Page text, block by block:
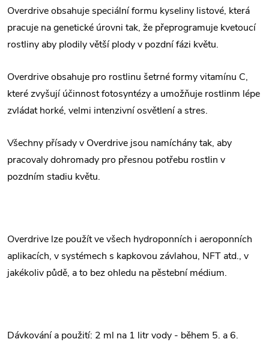
Overdrive obsahuje speciální formu kyseliny listové, která
pracuje na genetické úrovni tak, že přeprogramuje kvetoucí
rostliny aby plodily větší plody v pozdní fázi květu.
Overdrive obsahuje pro rostlinu šetrné formy vitamínu C,
které zvyšují účinnost fotosyntézy a umožňuje rostlinm lépe
zvládat horké, velmi intenzivní osvětlení a stres.
Všechny přísady v Overdrive jsou namíchány tak, aby
pracovaly dohromady pro přesnou potřebu rostlin v
pozdním stadiu květu.
Overdrive lze použít ve všech hydroponních i aeroponních
aplikacích, v systémech s kapkovou závlahou, NFT atd., v
jakékoliv půdě, a to bez ohledu na pěstební médium.
Dávkování a použití: 2 ml na 1 litr vody - během 5. a 6.